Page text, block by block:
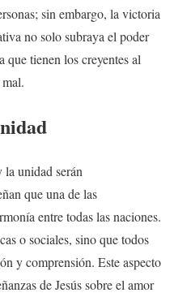
sin embargo, la victoria
no solo subraya el poder
que tienen los creyentes al
la unidad serán
que una de las
entre todas las naciones.
o sociales, sino que todos
y comprensión. Este aspecto
de Jesús sobre el amor